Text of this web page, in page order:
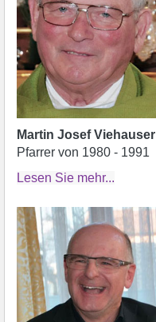
Martin Josef Viehauser
Pfarrer von 1980 - 1991
Lesen Sie mehr...